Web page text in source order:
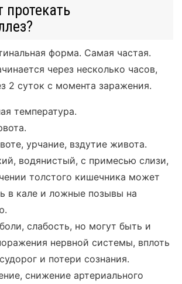
форма. Самая частая.
через несколько часов,
2 суток с момента заражения.
температура.
урчание, вздутие живота.
водянистый, с примесью слизи,
толстого кишечника может
в кале и ложные позывы на
слабость, но могут быть и
нервной системы, вплоть
и потери сознания.
снижение артериального